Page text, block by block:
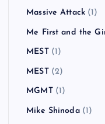
Massive Attack (1)
Me First and the
MEST(1)
MEST(2)
MGMT(1)
Mike Shinoda(1)